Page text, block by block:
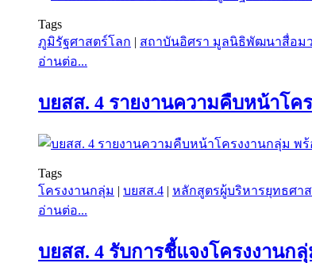
Tags
ภูมิรัฐศาสตร์โลก | สถาบันอิศรา มูลนิธิพัฒนาสื่อม
อ่านต่อ...
บยสส. 4 รายงานความคืบหน้าโ
Tags
โครงงานกลุ่ม | บยสส.4 | หลักสูตรผู้บริหารยุทธศา
อ่านต่อ...
บยสส. 4 รับการชี้แจงโครงงาน